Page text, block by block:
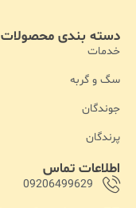
اطلاعات تماس
09206499629
دسته بندی محصولات
خدمات
سگ و گربه
جوندگان
پرندگان